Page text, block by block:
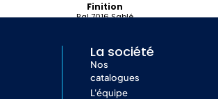
Finition
Ral 7016 Sablé
La société
Nos
catalogues
L'équipe